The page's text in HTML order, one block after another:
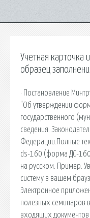
Учетная карточка
образец
· Постановление
"Об утверждении
государственного
сведения.
Федерации.Полные
ds-160 (форма ДС-
на русском. Пример.
систему в вашем
Электронное
полезных семинаров в
входящих